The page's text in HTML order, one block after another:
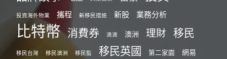
投資海外物業 攜程 新移民措施 新股 業務分析
比特幣 消費券 滴滴 澳洲 理財 移民
移民台灣 移民澳洲 移民監 移民英國 第二家園 網易